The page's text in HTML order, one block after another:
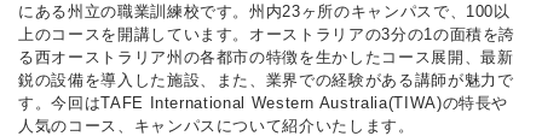
にある州立の職業訓練校です。州内23ヶ所のキャンパスで、100以
上のコースを開講しています。オーストラリアの3分の1の面積を誇
る西オーストラリア州の各都市の特徴を生かしたコース展開、最新
鋭の設備を導入した施設、また、業界での経験がある講師が魅力で
す。今回はTAFE International Western Australia(TIWA)の特長や
人気のコース、キャンパスについて紹介いたします。